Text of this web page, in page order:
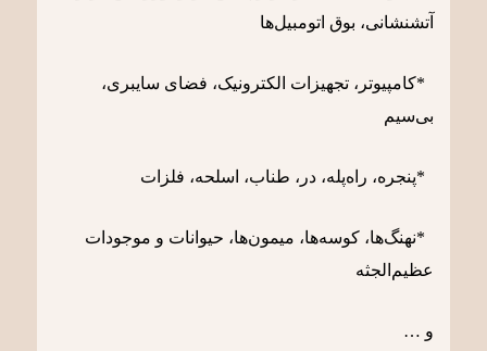
آتشنشانی، بوق اتومبیل‌ها
*کامپیوتر، تجهیزات الکترونیک، فضای سایبری،
بی‌سیم
*پنجره، راه‌پله، در، طناب، اسلحه، فلزات
*نهنگ‌ها، کوسه‌ها، میمون‌ها، حیوانات و موجودات
عظیم‌الجثه
و …